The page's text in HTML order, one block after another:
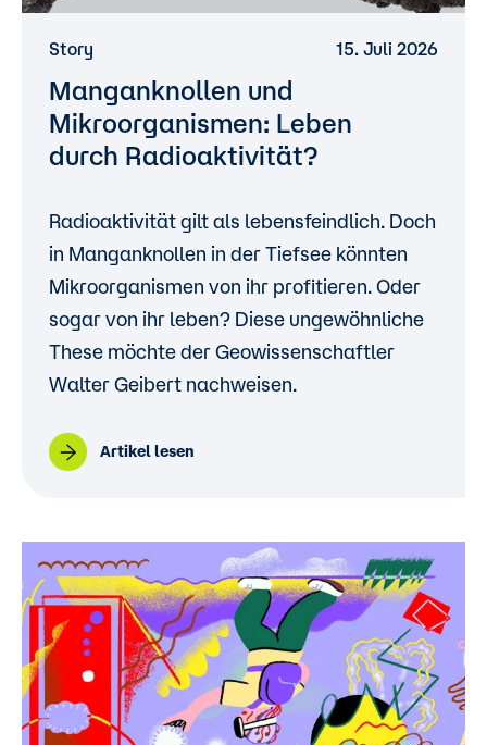
Story 15. Juli 2026
Manganknollen und
Mikroorganismen: Leben
durch Radioaktivität?
Radioaktivität gilt als lebensfeindlich. Doch
in Manganknollen in der Tiefsee könnten
Mikroorganismen von ihr profitieren. Oder
sogar von ihr leben? Diese ungewöhnliche
These möchte der Geowissenschaftler
Walter Geibert nachweisen.
Artikel lesen